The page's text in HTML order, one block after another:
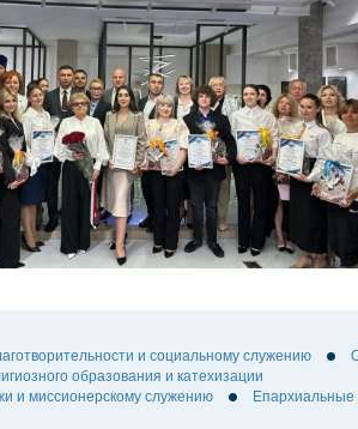
и социальному служению
образования и катехизации
и миссионерскому служению
Епархиальные